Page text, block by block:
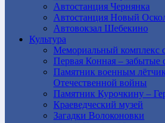
Автостанция Чернянка
Автостанция Новый
Автовокзал Шебекино
Культура
Мемориальный комплекс
Первая Конная – забытые
Памятник военным
Отечественной войны
Памятник Курочкину –
Краеведческий музей
Загадки Волоконовки